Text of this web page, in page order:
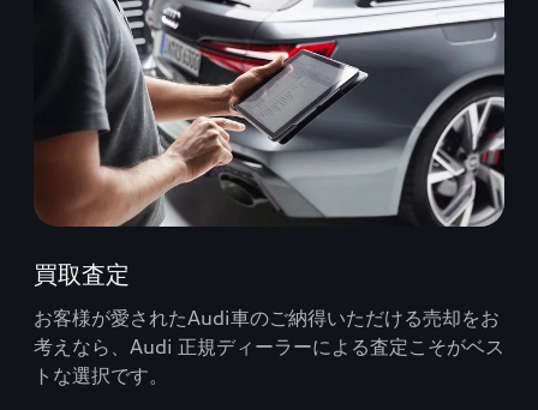
買取査定
お客様が愛されたAudi車のご納得いただける売却をお
考えなら、Audi 正規ディーラーによる査定こそがベス
トな選択です。